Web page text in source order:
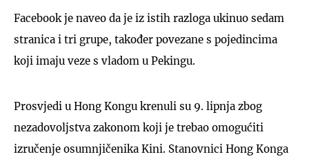
Facebook je naveo da je iz istih razloga ukinuo sedam
stranica i tri grupe, također povezane s pojedincima
koji imaju veze s vladom u Pekingu.
Prosvjedi u Hong Kongu krenuli su 9. lipnja zbog
nezadovoljstva zakonom koji je trebao omogućiti
izručenje osumnjičenika Kini. Stanovnici Hong Konga